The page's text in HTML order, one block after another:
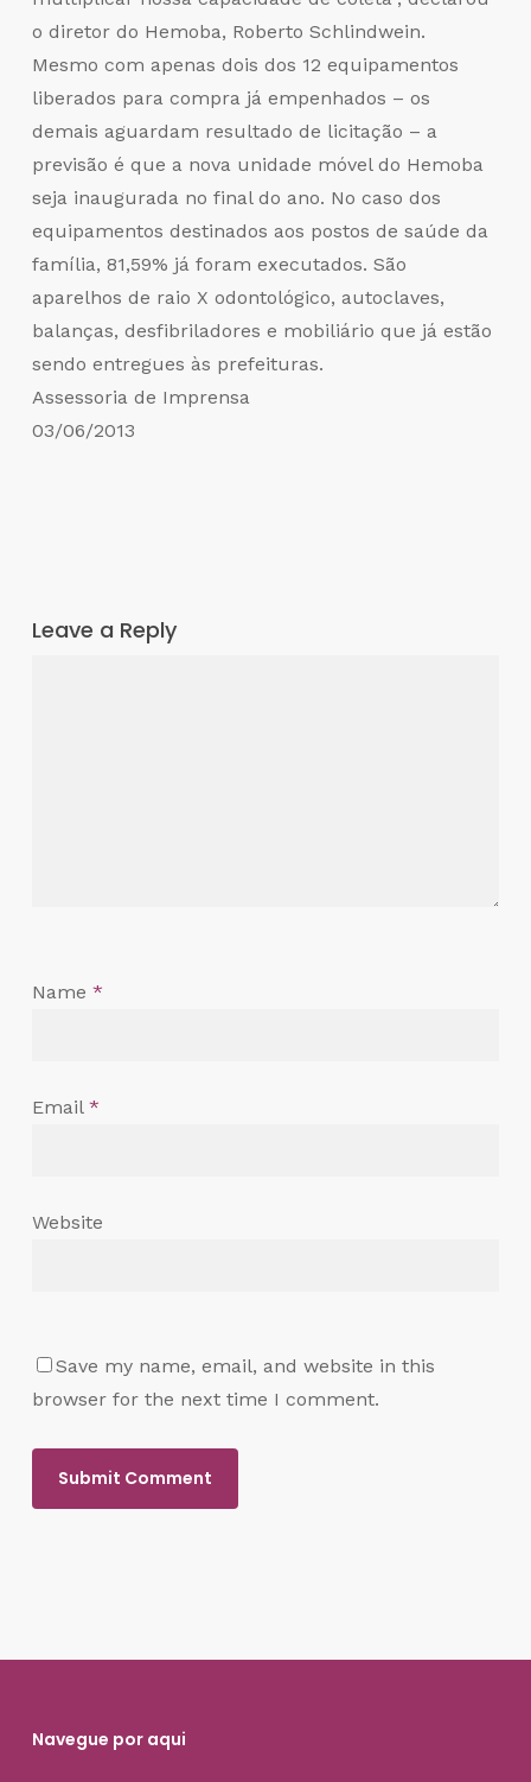
o diretor do Hemoba, Roberto Schlindwein.
Mesmo com apenas dois dos 12 equipamentos
liberados para compra já empenhados – os
demais aguardam resultado de licitação – a
previsão é que a nova unidade móvel do Hemoba
seja inaugurada no final do ano. No caso dos
equipamentos destinados aos postos de saúde da
família, 81,59% já foram executados. São
aparelhos de raio X odontológico, autoclaves,
balanças, desfibriladores e mobiliário que já estão
sendo entregues às prefeituras.
Assessoria de Imprensa
03/06/2013
Leave a Reply
Name *
Email *
Website
Save my name, email, and website in this
browser for the next time I comment.
Navegue por aqui